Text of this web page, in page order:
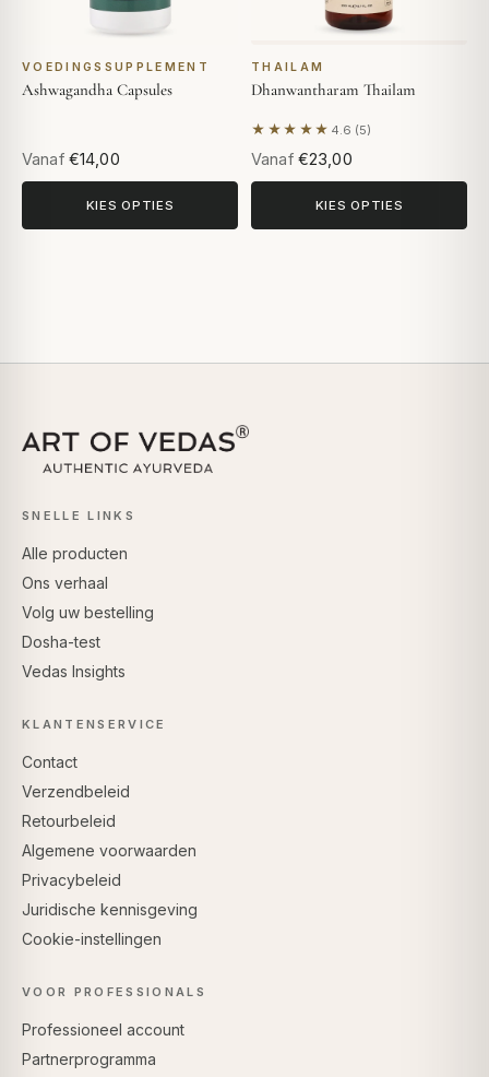
VOEDINGSSUPPLEMENT
Ashwagandha Capsules
Vanaf €14,00
KIES OPTIES
THAILAM
Dhanwantharam Thailam
★★★★★ 4.6 (5)
Gebaseerd op 5
Vanaf €23,00
KIES OPTIES
SNELLE LINKS
Alle producten
Ons verhaal
Volg uw bestelling
Dosha-test
Vedas Insights
KLANTENSERVICE
Contact
Verzendbeleid
Retourbeleid
Algemene voorwaarden
Privacybeleid
Juridische kennisgeving
Cookie-instellingen
VOOR PROFESSIONALS
Professioneel account
Partnerprogramma